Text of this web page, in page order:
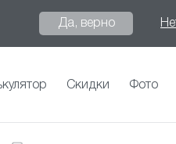
Да, верно
Скидки Фото